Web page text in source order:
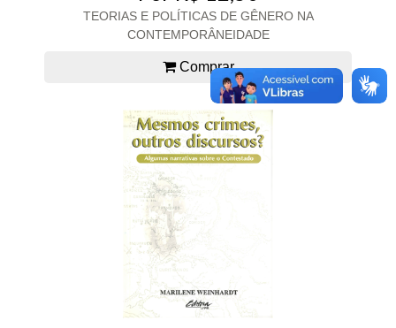
TEORIAS E POLÍTICAS DE GÊNERO NA
CONTEMPORÂNEIDADE
Comprar